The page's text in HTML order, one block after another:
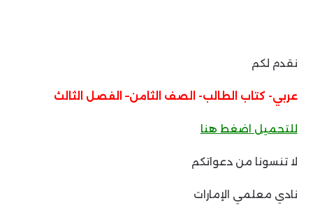
نقدم لكم
عربي- كتاب الطالب- الصف الثامن– الفصل الثالث
للتحميل اضغط هنا
لا تنسونا من دعواتكم
نادي معلمي الإمارات